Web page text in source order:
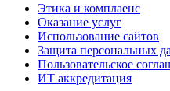
Этика и комплаенс
Оказание услуг
Использование сайтов
Защита персональных
Пользовательское
ИТ аккредитация